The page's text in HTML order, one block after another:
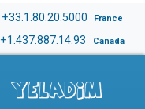
+33.1.80.20.5000 France
+1.437.887.14.93 Canada